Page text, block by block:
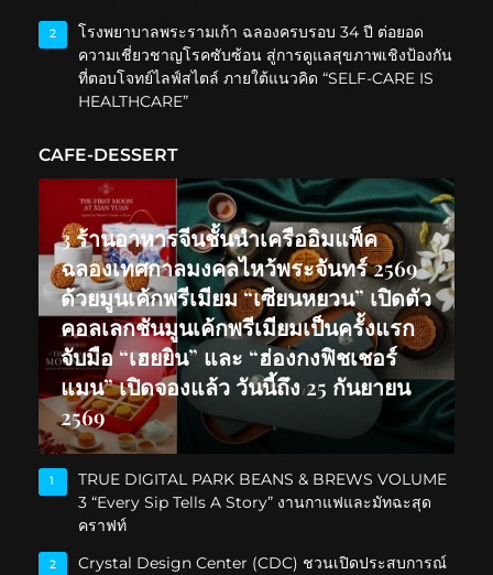
2
โรงพยาบาลพระรามเก้า ฉลองครบรอบ 34 ปี ต่อยอด
ความเชี่ยวชาญโรคซับซ้อน สู่การดูแลสุขภาพเชิงป้องกัน
ที่ตอบโจทย์ไลฟ์สไตล์ ภายใต้แนวคิด “SELF-CARE IS
HEALTHCARE”
CAFE-DESSERT
3 ร้านอาหารจีนชั้นนำเครืออิมแพ็ค
ฉลองเทศกาลมงคลไหว้พระจันทร์ 2569
ด้วยมูนเค้กพรีเมียม “เซียนหยวน” เปิดตัว
คอลเลกชันมูนเค้กพรีเมียมเป็นครั้งแรก
จับมือ “เฮยยิน” และ “ฮ่องกงฟิชเชอร์
แมน” เปิดจองแล้ว วันนี้ถึง 25 กันยายน
2569
1
TRUE DIGITAL PARK BEANS & BREWS VOLUME
3 “Every Sip Tells A Story” งานกาแฟและมัทฉะสุด
คราฟท์
2
Crystal Design Center (CDC) ชวนเปิดประสบการณ์